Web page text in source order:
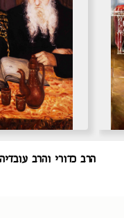
הרב כדורי והרב